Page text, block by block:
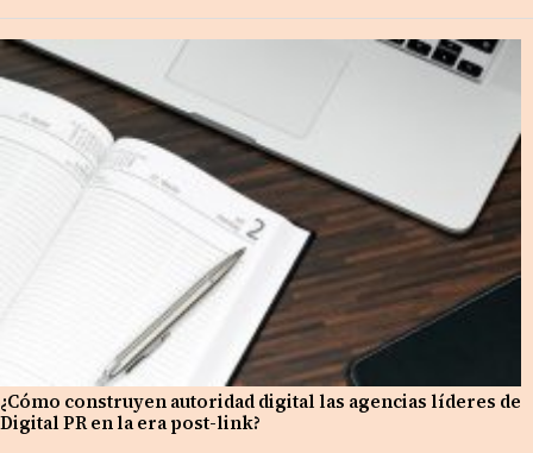
¿Cómo construyen autoridad digital las agencias líderes de
Digital PR en la era post-link?